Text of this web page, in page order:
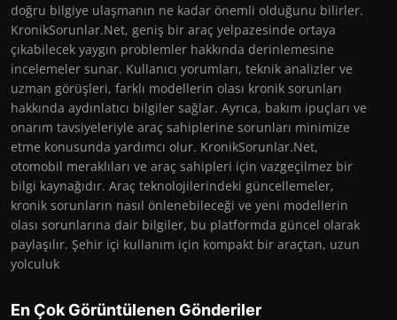
doğru bilgiye ulaşmanın ne kadar önemli olduğunu bilirler.
KronikSorunlar.Net, geniş bir araç yelpazesinde ortaya
çıkabilecek yaygın problemler hakkında derinlemesine
incelemeler sunar. Kullanıcı yorumları, teknik analizler ve
uzman görüşleri, farklı modellerin olası kronik sorunları
hakkında aydınlatıcı bilgiler sağlar. Ayrıca, bakım ipuçları ve
onarım tavsiyeleriyle araç sahiplerine sorunları minimize
etme konusunda yardımcı olur. KronikSorunlar.Net,
otomobil meraklıları ve araç sahipleri için vazgeçilmez bir
bilgi kaynağıdır. Araç teknolojilerindeki güncellemeler,
kronik sorunların nasıl önlenebileceği ve yeni modellerin
olası sorunlarına dair bilgiler, bu platformda güncel olarak
paylaşılır. Şehir içi kullanım için kompakt bir araçtan, uzun
yolculuk
En Çok Görüntülenen Gönderiler